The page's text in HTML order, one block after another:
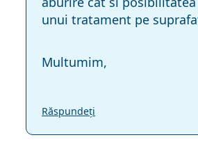
unui tratament pe
Multumim,
Răspundeți